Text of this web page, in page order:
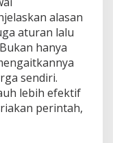
alasan
aturan lalu
hanya
sendiri.
lebih efektif
perintah,